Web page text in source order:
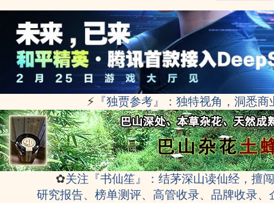
⚡ 『独贾参考』：独特视角，洞悉商
✿关注『书仙笙』：结茅深山读仙经，擅
研究报告、榜单测评、高管收录、品牌收录、